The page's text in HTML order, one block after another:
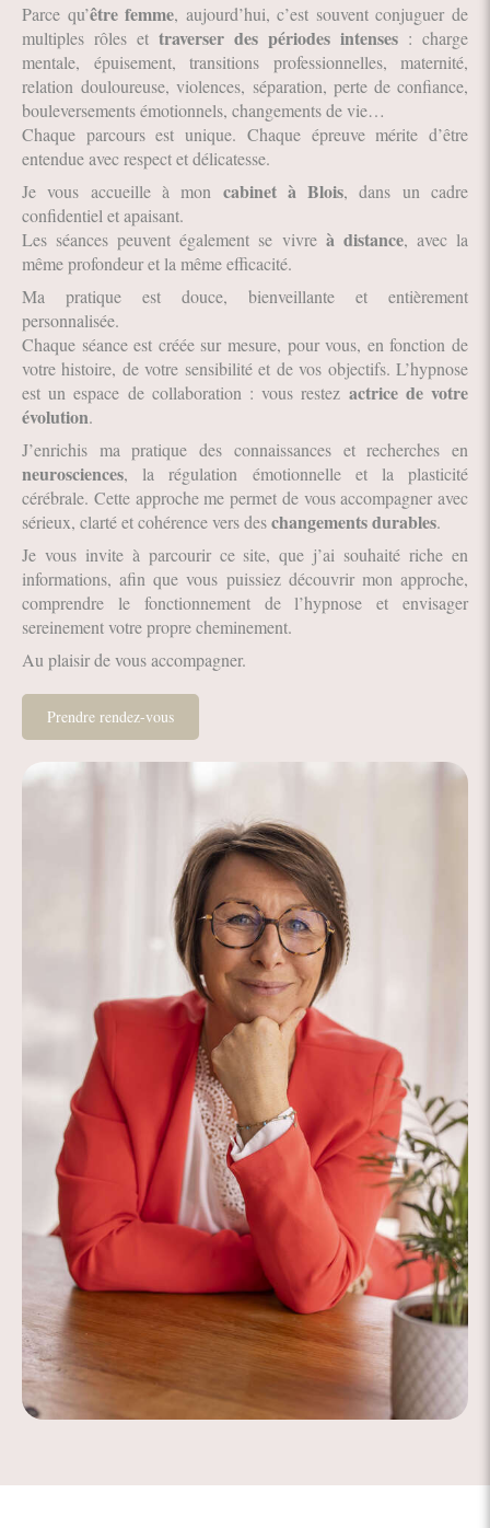
Parce qu’être femme, aujourd’hui, c’est souvent conjuguer de
multiples rôles et traverser des périodes intenses : charge
mentale, épuisement, transitions professionnelles, maternité,
relation douloureuse, violences, séparation, perte de confiance,
bouleversements émotionnels, changements de vie…
Chaque parcours est unique. Chaque épreuve mérite d’être
entendue avec respect et délicatesse.
Je vous accueille à mon cabinet à Blois, dans un cadre
confidentiel et apaisant.
Les séances peuvent également se vivre à distance, avec la
même profondeur et la même efficacité.
Ma pratique est douce, bienveillante et entièrement
personnalisée.
Chaque séance est créée sur mesure, pour vous, en fonction de
votre histoire, de votre sensibilité et de vos objectifs. L’hypnose
est un espace de collaboration : vous restez actrice de votre
évolution.
J’enrichis ma pratique des connaissances et recherches en
neurosciences, la régulation émotionnelle et la plasticité
cérébrale. Cette approche me permet de vous accompagner avec
sérieux, clarté et cohérence vers deschangements durables.
Je vous invite à parcourir ce site, que j’ai souhaité riche en
informations, afin que vous puissiez découvrir mon approche,
comprendre le fonctionnement de l’hypnose et envisager
sereinement votre propre cheminement.
Au plaisir de vous accompagner.
Prendre rendez-vous